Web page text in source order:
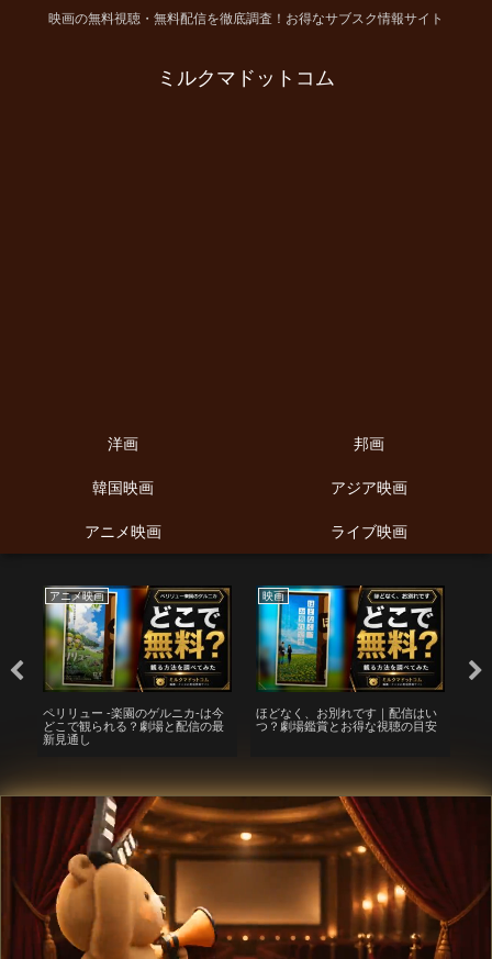
映画の無料視聴・無料配信を徹底調査！お得なサブスク情報サイト
ミルクマドットコム
洋画 邦画
韓国映画 アジア映画
アニメ映画 ライブ映画
アニメ映画
ペリリュー -楽園のゲルニカ-は今
どこで観られる？劇場と配信の最
新見通し
映画
ほどなく、お別れです｜配信はい
つ？劇場鑑賞とお得な視聴の目安